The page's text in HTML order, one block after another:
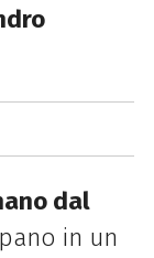
dal
in un